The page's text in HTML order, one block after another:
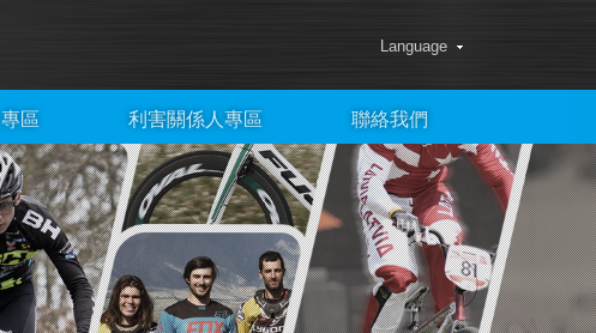
區 利害關係人專區 聯絡我們
Language